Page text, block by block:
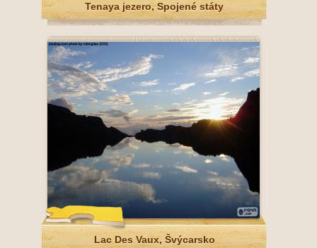
Tenaya jezero, Spojené státy
Lac Des Vaux, Švýcarsko